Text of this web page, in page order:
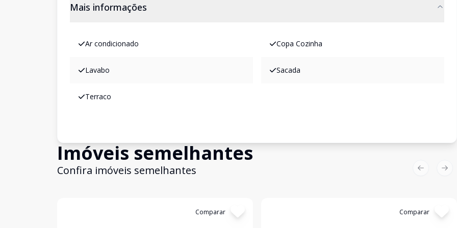
Mais informações
Ar condicionado Copa Cozinha
Lavabo Sacada
Terraco
Imóveis semelhantes
Confira imóveis semelhantes
Comparar Comparar
Previous